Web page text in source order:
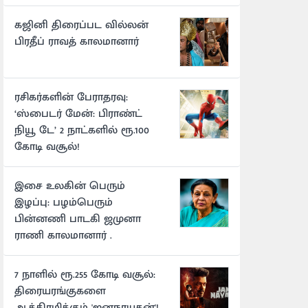
கஜினி திரைப்பட வில்லன்
பிரதீப் ராவத் காலமானார்
ரசிகர்களின் பேராதரவு:
‘ஸ்பைடர் மேன்: பிராண்ட்
நியூ டே’ 2 நாட்களில் ரூ.100
கோடி வசூல்!
இசை உலகின் பெரும்
இழப்பு: பழம்பெரும்
பின்னணி பாடகி ஜமுனா
ராணி காலமானார் .
7 நாளில் ரூ.255 கோடி வசூல்:
திரையரங்குகளை